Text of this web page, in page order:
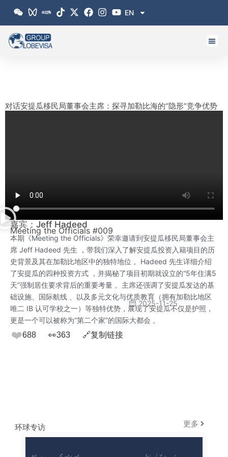
EN
对话安提瓜移民局董事会主席：探寻加勒比海的“隐形”竞争优势
嘉宾：Jeff Hadeed
Meeting the Officials #009
本期《Meeting the Officials》荣幸邀请到安提瓜移民局董事会主
席 Jeff Hadeed 先生 ，带我们深入了解安提瓜投资入籍项目的历
史背景及其在加勒比地区中的独特地位 。Hadeed 先生详细介绍
了安提瓜的四种投资方式 ，并揭秘了项目初期就设立的“5年住满5
天”强制居住要求背后的重要考量 。主席还强调了安提瓜发达的基
础设施、国际航线 、以及多元文化与优质教育（拥有加勒比地区
唯二 IB 认可学校之一）等独特优势，展现了安提瓜不仅是护照，
更是一个可以被称为“第二个家”的国际大都会 。
❤️688 👀363 🔗复制链接
2025-11-25
环球专访 更多